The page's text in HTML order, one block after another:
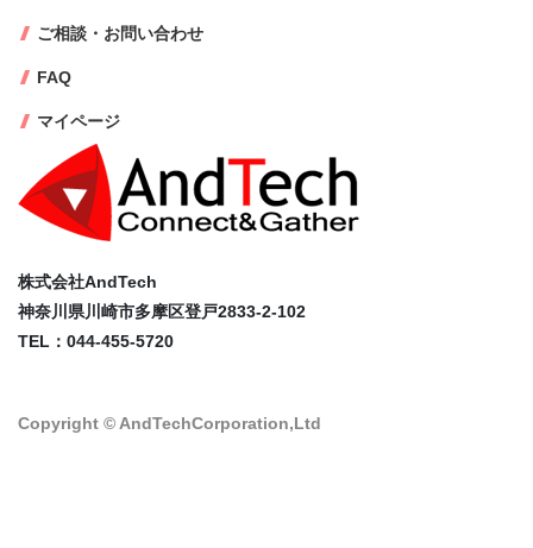
株式会社AndTech
神奈川県川崎市多摩区登戸2833-2-102
TEL：044-455-5720
Copyright © AndTechCorporation,Ltd
ご相談・お問い合わせ
FAQ
マイページ